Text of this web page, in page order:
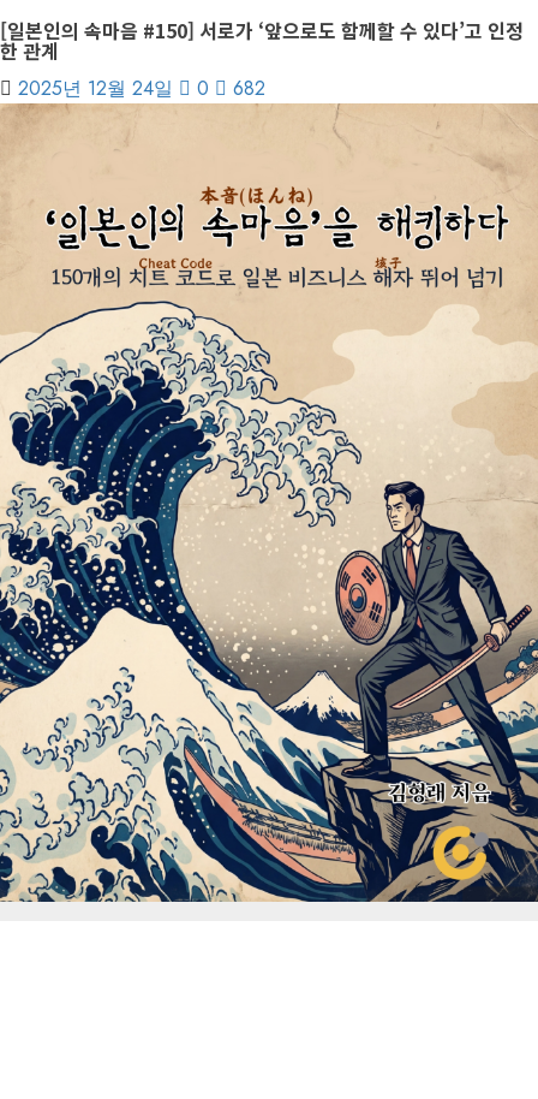
[일본인의 속마음 #150] 서로가 ‘앞으로도 함께할 수 있다’고 인정
한 관계
2025년 12월 24일 0 682